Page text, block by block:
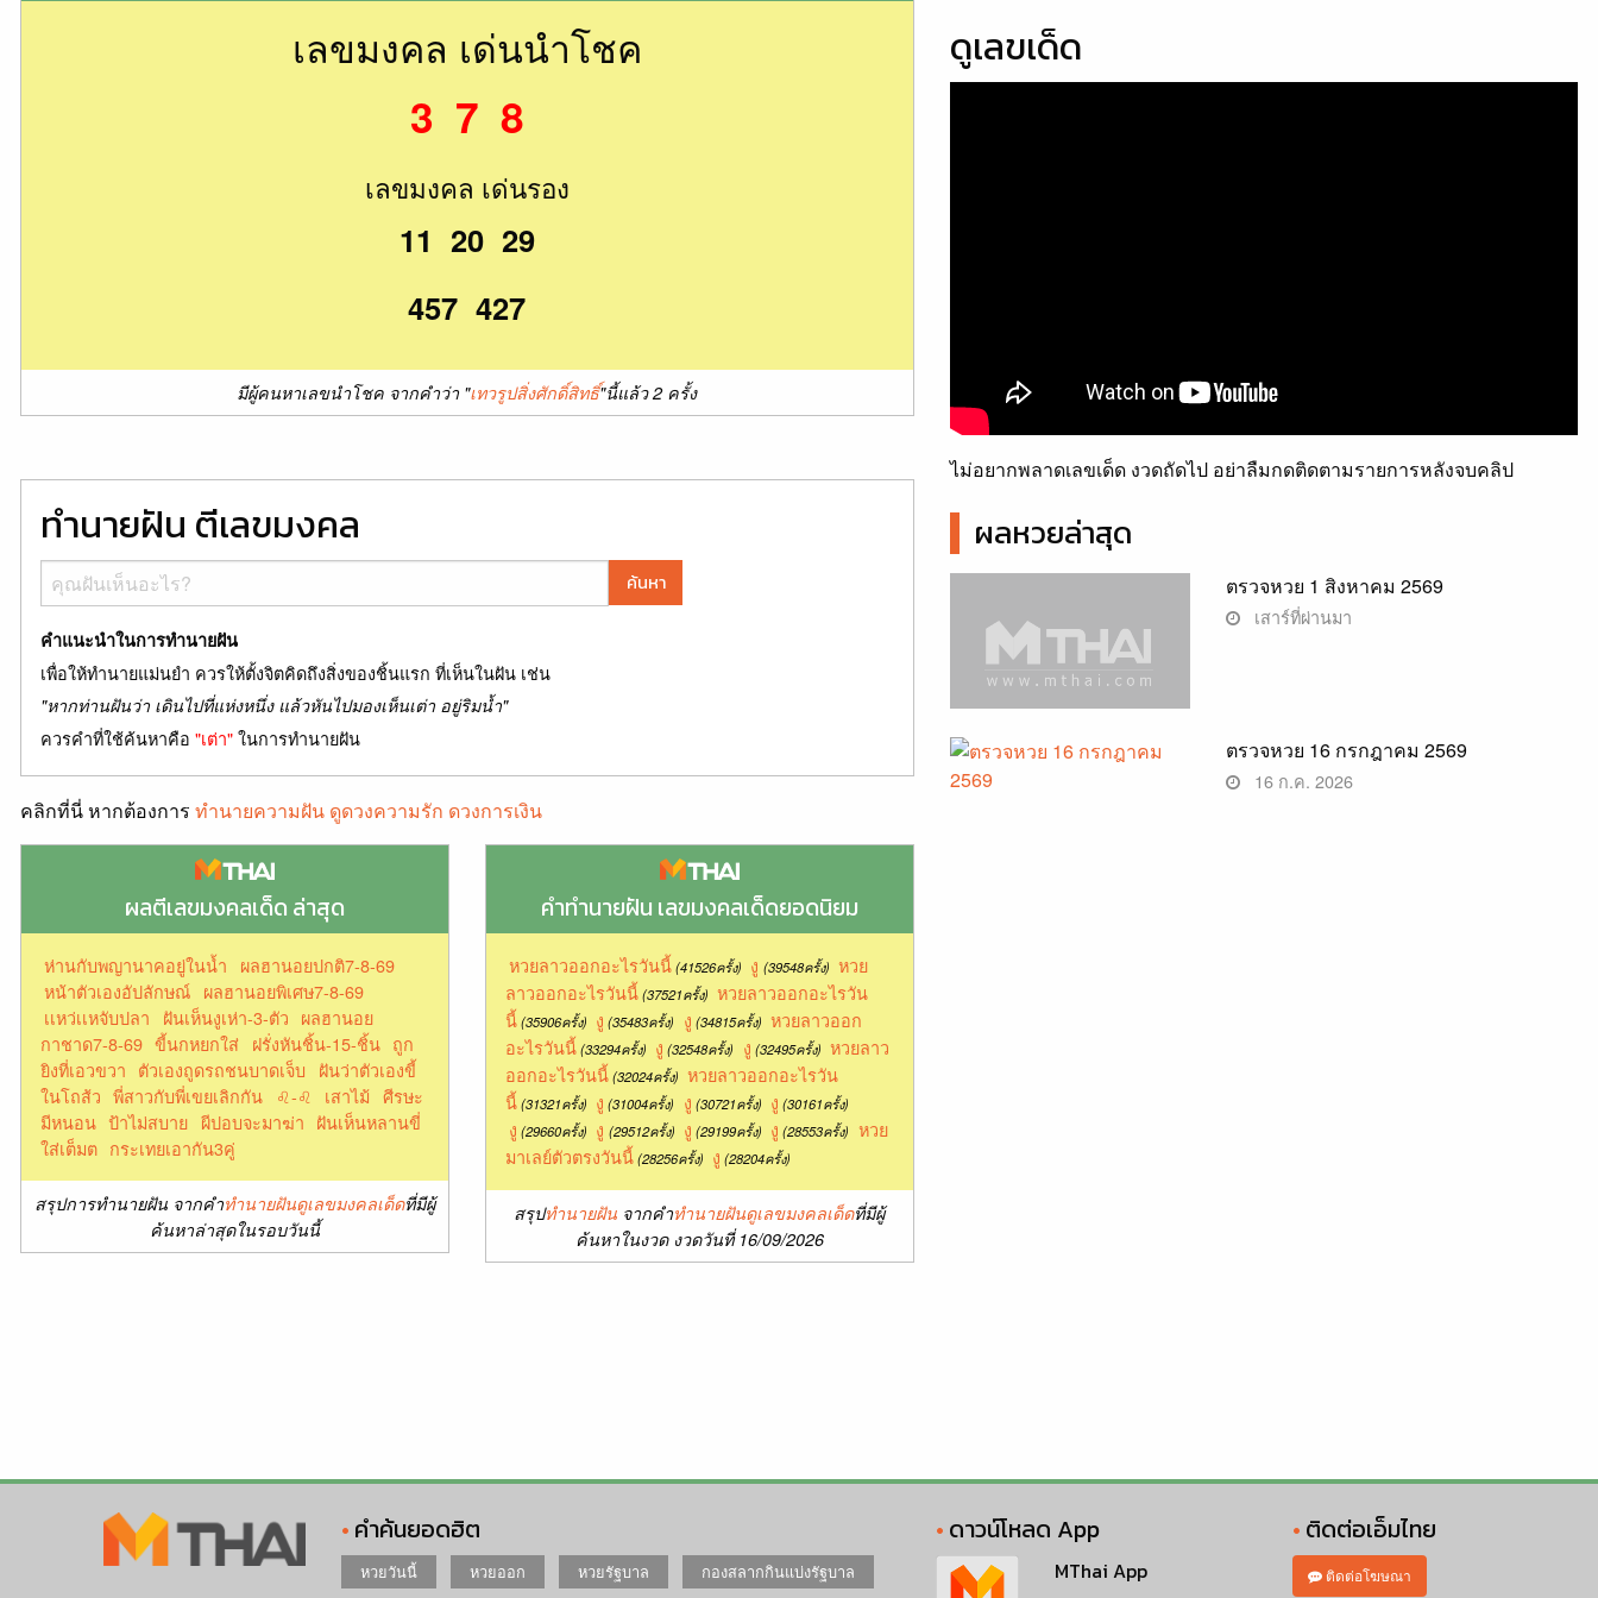
เลขมงคล เด่นนำโชค
3 7 8
เลขมงคล เด่นรอง
11 20 29
457 427
มีผู้คนหาเลขนำโชค จากคำว่า "เทวรูปสิ่งศักดิ์สิทธิ์"นี้แล้ว 2 ครั้ง
ทำนายฝัน ตีเลขมงคล
ค้นหา
คำแนะนำในการทำนายฝัน
เพื่อให้ทำนายแม่นยำ ควรให้ตั้งจิตคิดถึงสิ่งของชิ้นแรก ที่เห็นในฝัน เช่น
"หากท่านฝันว่า เดินไปที่แห่งหนึ่ง แล้วหันไปมองเห็นเต่า อยู่ริมน้ำ"
ควรคำที่ใช้ค้นหาคือ "เต่า"ในการทำนายฝัน
คลิกที่นี่ หากต้องการ ทำนายความฝัน ดูดวงความรัก ดวงการเงิน
ผลตีเลขมงคลเด็ด ล่าสุด
ห่านกับพญานาคอยู่ในน้ำ
ผลฮานอยปกติ7-8-69
หน้าตัวเองอัปลักษณ์ ผลฮานอยพิเศษ7-8-69
เเหว่เเหจับปลา
ฝันเห็นงูเห่า-3-ตัว ผลฮานอย
กาชาด7-8-69 ขี้นกหยกใส่ ฝรั่งหันชิ้น-15-ชิ้น ถูก
ยิงที่เอวขวา ตัวเองถูดรถชนบาดเจ็บ
ฝันว่าตัวเองขี้
ในโถส้ว พี่สาวกับพี่เขยเลิกกัน ♌︎-♌ เสาไม้ ศีรษะ
มีหนอน ป้าไม่สบาย ผีปอบจะมาฆ่า ฝันเห็นหลานขี่
ใส่เต็มต กระเทยเอากัน3คู่
สรุปการทำนายฝัน จากคำทำนายฝันดูเลขมงคลเด็ดที่มีผู้
ค้นหาล่าสุดในรอบวันนี้
คำทำนายฝัน เลขมงคลเด็ดยอดนิยม
หวยลาวออกอะไรวันนี้ (41526ครั้ง) งู (39548ครั้ง) หวย
ลาวออกอะไรวันนี้(37521ครั้ง) หวยลาวออกอะไรวัน
นี้(35906ครั้ง) งู (35483ครั้ง) งู (34815ครั้ง) หวยลาวออก
อะไรวันนี้(33294ครั้ง) งู (32548ครั้ง) งู (32495ครั้ง) หวยลาว
ออกอะไรวันนี้(32024ครั้ง) หวยลาวออกอะไรวัน
นี้(31321ครั้ง) งู (31004ครั้ง) งู (30721ครั้ง) งู (30161ครั้ง)
งู (29660ครั้ง) งู (29512ครั้ง) งู (29199ครั้ง) งู (28553ครั้ง) หวย
มาเลย์ตัวตรงวันนี้(28256ครั้ง) งู (28204ครั้ง)
สรุปทำนายฝัน จากคำทำนายฝันดูเลขมงคลเด็ดที่มีผู้
ค้นหาในงวด งวดวันที่ 16/09/2026
ดูเลขเด็ด
ไม่อยากพลาดเลขเด็ด งวดถัดไป อย่าลืมกดติดตามรายการหลังจบคลิป
ผลหวยล่าสุด
ตรวจหวย 1 สิงหาคม 2569
เสาร์ที่ผ่านมา
ตรวจหวย 16 กรกฎาคม 2569
16 ก.ค. 2026
คำค้นยอดฮิต
หวยวันนี้ หวยออก หวยรัฐบาล กองสลากกินแบ่งรัฐบาล
ดาวน์โหลด App
MThai App
ติดต่อเอ็มไทย
ติดต่อโฆษณา